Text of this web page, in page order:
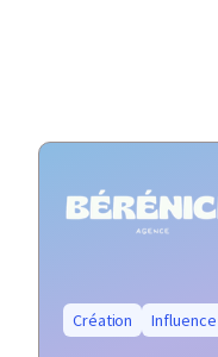
Création Influence